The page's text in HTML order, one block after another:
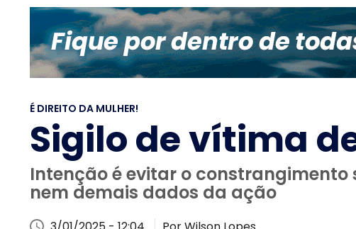
É DIREITO DA MULHER!
Sigilo de vítima
Intenção é evitar o
nem demais dados da ação